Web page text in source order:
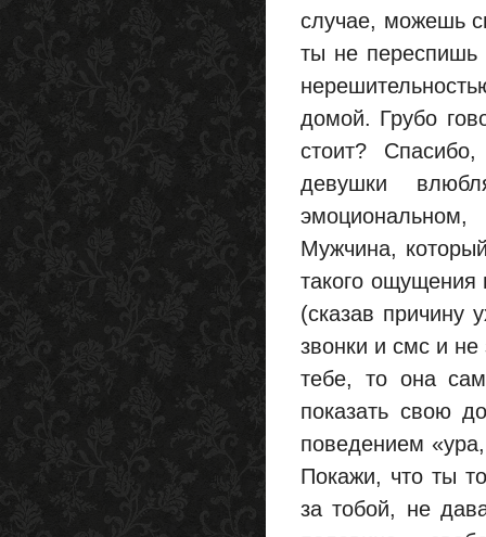
случае, можешь
ты не переспишь
домой. Грубо
стоит?
девушки
Мужчина,
такого
(сказав причину
звонки и смс и не
тебе, то она
показать свою
поведением
Покажи, что ты
за тобой, не